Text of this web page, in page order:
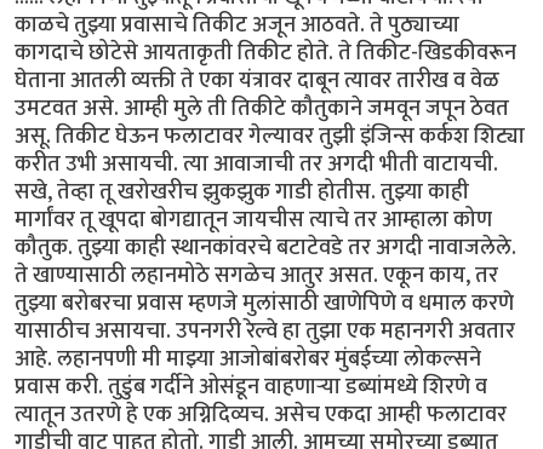
काळचे तुझ्या प्रवासाचे तिकीट अजून आठवते. ते पुठ्याच्या
कागदाचे छोटेसे आयताकृती तिकीट होते. ते तिकीट-खिडकीवरून
घेताना आतली व्यक्ती ते एका यंत्रावर दाबून त्यावर तारीख व वेळ
उमटवत असे. आम्ही मुले ती तिकीटे कौतुकाने जमवून जपून ठेवत
असू. तिकीट घेऊन फलाटावर गेल्यावर तुझी इंजिन्स कर्कश शिट्या
करीत उभी असायची. त्या आवाजाची तर अगदी भीती वाटायची.
सखे, तेव्हा तू खरोखरीच झुकझुक गाडी होतीस. तुझ्या काही
मार्गांवर तू खूपदा बोगद्यातून जायचीस त्याचे तर आम्हाला कोण
कौतुक. तुझ्या काही स्थानकांवरचे बटाटेवडे तर अगदी नावाजलेले.
ते खाण्यासाठी लहानमोठे सगळेच आतुर असत. एकून काय, तर
तुझ्या बरोबरचा प्रवास म्हणजे मुलांसाठी खाणेपिणे व धमाल करणे
यासाठीच असायचा. उपनगरी रेल्वे हा तुझा एक महानगरी अवतार
आहे. लहानपणी मी माझ्या आजोबांबरोबर मुंबईच्या लोकल्सने
प्रवास करी. तुडुंब गर्दीने ओसंडून वाहणाऱ्या डब्यांमध्ये शिरणे व
त्यातून उतरणे हे एक अग्निदिव्यच. असेच एकदा आम्ही फलाटावर